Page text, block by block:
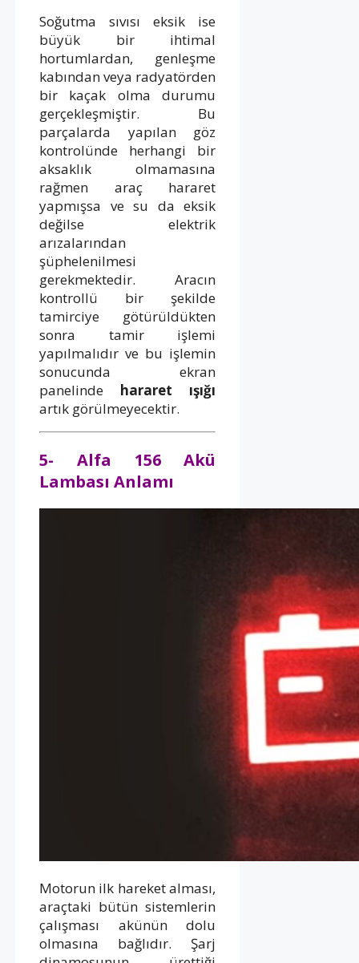
Soğutma sıvısı eksik ise
büyük bir ihtimal
hortumlardan, genleşme
kabından veya radyatörden
bir kaçak olma durumu
gerçekleşmiştir. Bu
parçalarda yapılan göz
kontrolünde herhangi bir
aksaklık olmamasına
rağmen araç hararet
yapmışsa ve su da eksik
değilse elektrik
arızalarından
şüphelenilmesi
gerekmektedir. Aracın
kontrollü bir şekilde
tamirciye götürüldükten
sonra tamir işlemi
yapılmalıdır ve bu işlemin
sonucunda ekran
panelinde hararet ışığı
artık görülmeyecektir.
5- Alfa 156 Akü
Lambası Anlamı
Motorun ilk hareket alması,
araçtaki bütün sistemlerin
çalışması akünün dolu
olmasına bağlıdır. Şarj